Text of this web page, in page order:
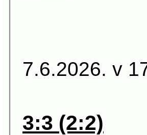
7.6.2026. v
3:3 (2:2)